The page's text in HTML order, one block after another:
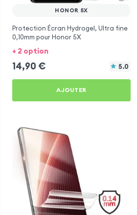
HONOR 5X
Protection Écran Hydrogel, Ultra fine
0,10mm pour Honor 5X
+ 2 option
14,90 € 5.0
AJOUTER